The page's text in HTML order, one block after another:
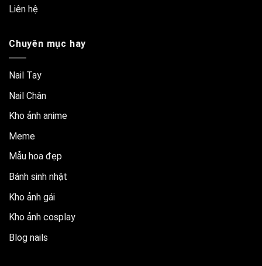
Liên hệ
Chuyên mục hay
Nail Tay
Nail Chân
Kho ảnh anime
Meme
Mẫu hoa đẹp
Bánh sinh nhật
Kho ảnh gái
Kho ảnh cosplay
Blog nails